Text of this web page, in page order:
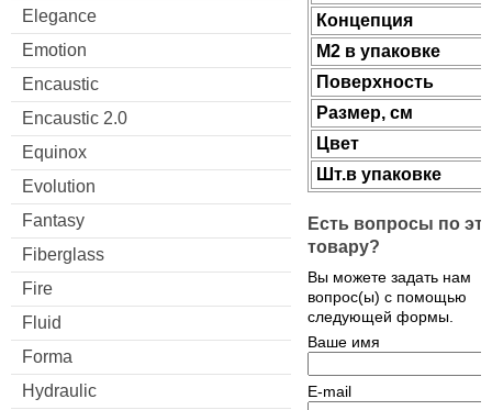
Elegance
Emotion
Encaustic
Encaustic 2.0
Equinox
Evolution
Fantasy
Fiberglass
Fire
Fluid
Forma
Hydraulic
Концепция
М2 в упаковке
Поверхность
Размер, см
Цвет
Шт.в упаковке
Есть вопросы по
товару?
Вы можете задать нам
вопрос(ы) с помощью
следующей формы.
Ваше имя
E-mail